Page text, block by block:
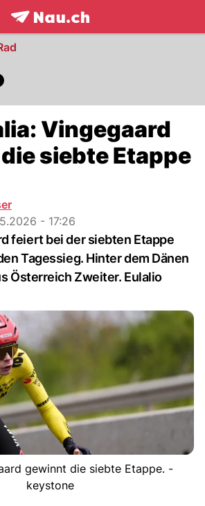
frontpage.NAU.ch
Vingegaard
siebte Etappe
- 17:26
feiert bei der siebten Etappe
Tagessieg. Hinter dem Dänen
Österreich Zweiter. Eulalio
gewinnt die siebte Etappe. -
keystone